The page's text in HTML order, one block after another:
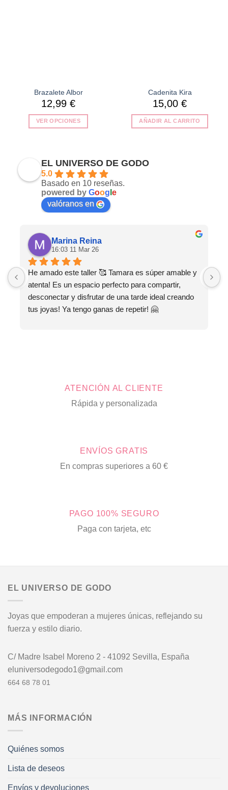
Brazalete Albor
12,99 €
VER OPCIONES
múltiples
variantes.
Las
opciones
se
en
la
página
de
producto
Cadenita Kira
15,00 €
AÑADIR AL CARRITO
EL UNIVERSO DE GODO
5.0
Basado en 10 reseñas.
powered by Goog e
valóranos en
Marina Reina
16:03 11 Mar 26
He amado este taller 🥰 Tamara es súper amable y
atenta! Es un espacio perfecto para compartir,
desconectar y disfrutar de una tarde ideal creando
tus joyas! Ya tengo ganas de repetir! 🤗
ATENCIÓN AL CLIENTE
Rápida y personalizada
ENVÍOS GRATIS
En compras superiores a 60 €
PAGO 100% SEGURO
Paga con tarjeta, etc
EL UNIVERSO DE GODO
Joyas que empoderan a mujeres únicas, reflejando su
fuerza y estilo diario.
C/ Madre Isabel Moreno 2 - 41092 Sevilla, España
eluniversodegodo1@gmail.com
664 68 78 01
MÁS INFORMACIÓN
Quiénes somos
Lista de deseos
Envíos y devoluciones